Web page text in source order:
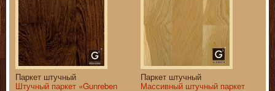
Паркет штучный
Штучный паркет «Gunreben
Паркет штучный
Массивный штучный паркет